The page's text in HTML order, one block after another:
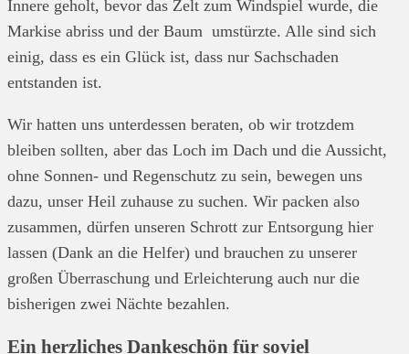
Innere geholt, bevor das Zelt zum Windspiel wurde, die
Markise abriss und der Baum umstürzte. Alle sind sich
einig, dass es ein Glück ist, dass nur Sachschaden
entstanden ist.
Wir hatten uns unterdessen beraten, ob wir trotzdem
bleiben sollten, aber das Loch im Dach und die Aussicht,
ohne Sonnen- und Regenschutz zu sein, bewegen uns
dazu, unser Heil zuhause zu suchen. Wir packen also
zusammen, dürfen unseren Schrott zur Entsorgung hier
lassen (Dank an die Helfer) und brauchen zu unserer
großen Überraschung und Erleichterung auch nur die
bisherigen zwei Nächte bezahlen.
Ein herzliches Dankeschön für soviel